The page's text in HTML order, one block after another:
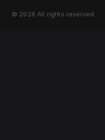
© 2026 All rights reserved